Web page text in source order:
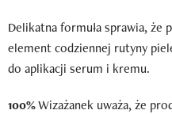
Delikatna formuła sprawia, że
element codziennej rutyny
do aplikacji serum i kremu.
100%Wizażanek uważa, że